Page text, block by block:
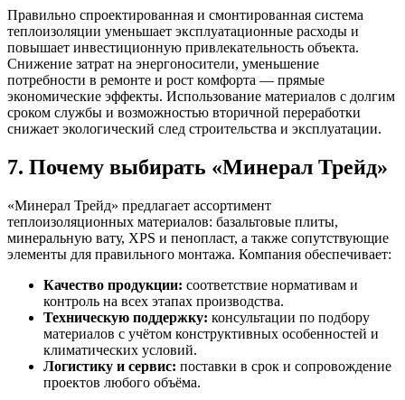
Правильно спроектированная и смонтированная система
теплоизоляции уменьшает эксплуатационные расходы и
повышает инвестиционную привлекательность объекта.
Снижение затрат на энергоносители, уменьшение
потребности в ремонте и рост комфорта — прямые
экономические эффекты. Использование материалов с долгим
сроком службы и возможностью вторичной переработки
снижает экологический след строительства и эксплуатации.
7. Почему выбирать «Минерал Трейд»
«Минерал Трейд» предлагает ассортимент
теплоизоляционных материалов: базальтовые плиты,
минеральную вату, XPS и пенопласт, а также сопутствующие
элементы для правильного монтажа. Компания обеспечивает:
Качество продукции: соответствие нормативам и
контроль на всех этапах производства.
Техническую поддержку: консультации по подбору
материалов с учётом конструктивных особенностей и
климатических условий.
Логистику и сервис: поставки в срок и сопровождение
проектов любого объёма.